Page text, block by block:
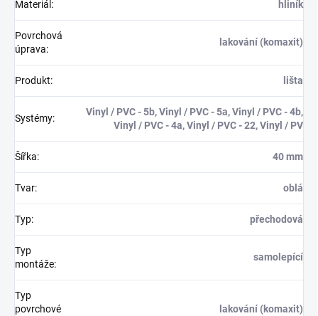
Materiál : hliník
Povrchová
úprava:
lakování (komaxit)
Produkt: lišta
Systémy:
Vinyl / PVC - 5b, Vinyl / PVC - 5a, Vinyl / PVC - 4b,
Vinyl / PVC - 4a, Vinyl / PVC - 22, Vinyl / PV
Šířka: 40 mm
Tvar: oblá
Typ: přechodová
Typ
montáže:
samolepící
Typ
povrchové
lakování (komaxit)